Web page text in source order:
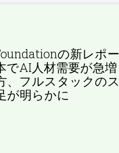
の新レポー
でAI人材需要が急増
、フルスタックのス
が明らかに